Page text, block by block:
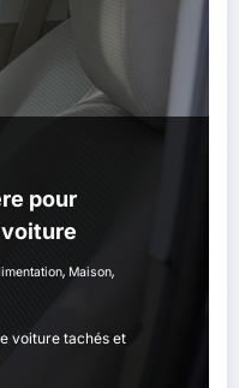
pour
, Maison,
voiture tachés et